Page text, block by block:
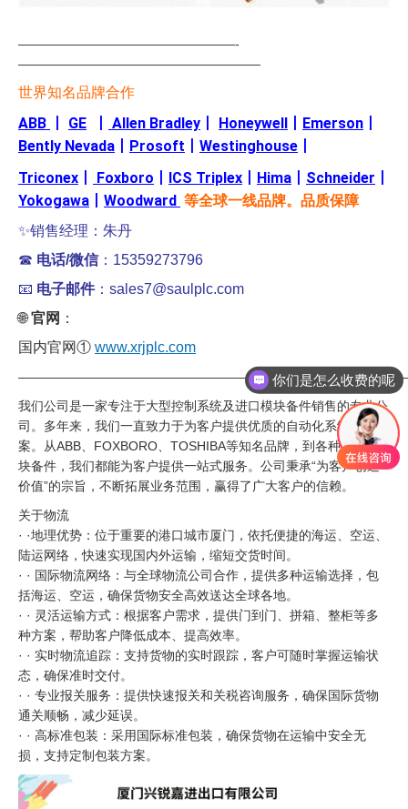
—————————————————-
———————————————————
世界知名品牌合作
ABB GE Allen Bradley Honeywell Emerson
Bently Nevada
Prosoft Westinghouse
Triconex
Foxboro ICS Triplex Hima Schneider
Yokogawa
Woodward 等全球一线品牌。品质保障
✨销售经理：朱丹
☎ 电话/微信：15359273796
📧 电子邮件：sales7@saulplc.com
🌐官网 ：
国内官网① www.xrjplc.com
我们公司是一家专注于大型控制系统及进口模块备件销售的专业公
司。多年来，我们一直致力于为客户提供优质的自动化系统解决方
案。从ABB、FOXBORO、TOSHIBA等知名品牌，到各种进口模
块备件，我们都能为客户提供一站式服务。公司秉承“为客户创造
价值”的宗旨，不断拓展业务范围，赢得了广大客户的信赖。
关于物流
· ·地理优势：位于重要的港口城市厦门，依托便捷的海运、空运、
陆运网络，快速实现国内外运输，缩短交货时间。
· · 国际物流网络：与全球物流公司合作，提供多种运输选择，包
括海运、空运，确保货物安全高效送达全球各地。
· · 灵活运输方式：根据客户需求，提供门到门、拼箱、整柜等多
种方案，帮助客户降低成本、提高效率。
· · 实时物流追踪：支持货物的实时跟踪，客户可随时掌握运输状
态，确保准时交付。
· · 专业报关服务：提供快速报关和关税咨询服务，确保国际货物
通关顺畅，减少延误。
· · 高标准包装：采用国际标准包装，确保货物在运输中安全无
损，支持定制包装方案。
你们是怎么收费的呢
现在有优惠活动吗